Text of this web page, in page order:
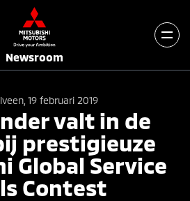
Newsroom
19 februari 2019
valt in de
prestigieuze
Global Service
Contest